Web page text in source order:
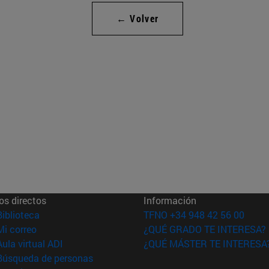
← Volver
directos
(abre en nueva ventana)
correo(abre en nueva ventana)
virtual ADI (abre en nueva ventana)
de personas(abre en nueva ventana)
Información
TFNO +34 948 42 56 00
¿QUÉ GRADO TE INTERESA?
¿QUÉ MÁSTER TE